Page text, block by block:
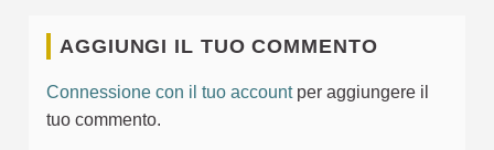
AGGIUNGI IL TUO COMMENTO
Connessione con il tuo accountper aggiungere il
tuo commento.